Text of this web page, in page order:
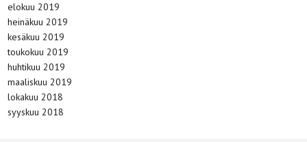
elokuu 2019
heinäkuu 2019
kesäkuu 2019
toukokuu 2019
huhtikuu 2019
maaliskuu 2019
lokakuu 2018
syyskuu 2018